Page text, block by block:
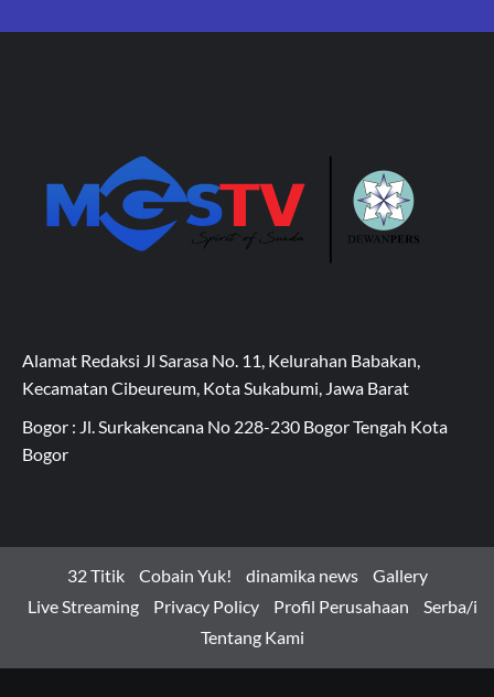
Alamat Redaksi Jl Sarasa No. 11, Kelurahan Babakan,
Kecamatan Cibeureum, Kota Sukabumi, Jawa Barat
Bogor : Jl. Surkakencana No 228-230 Bogor Tengah Kota
Bogor
32 Titik Cobain Yuk! dinamika news
Gallery
Live Streaming
Privacy Policy Profil Perusahaan
Serba/i
Tentang Kami